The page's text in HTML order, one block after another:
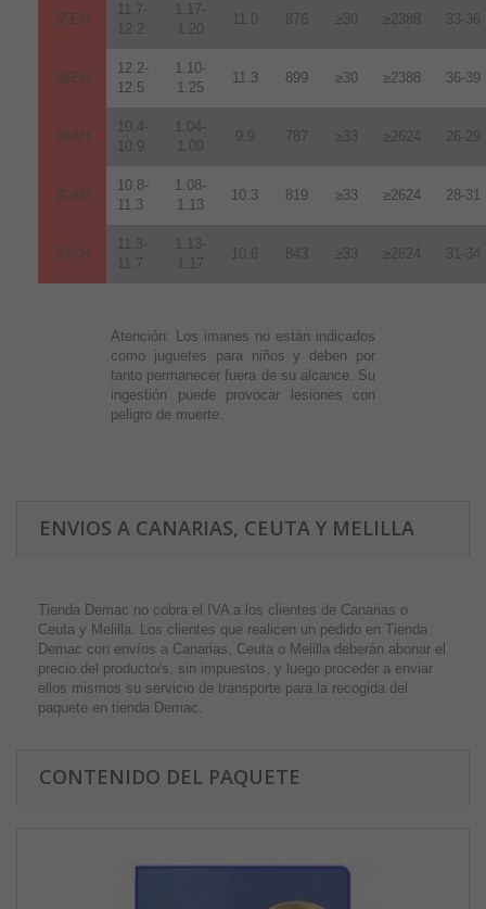
35EH
11.7-
12.2
1.17-
1.20
11.0 876 ≥30 ≥2388 33-36
38EH
12.2-
12.5
1.10-
1.25
11.3 899 ≥30 ≥2388 36-39
28AH
10.4-
10.9
1.04-
1.09
9.9 787 ≥33 ≥2624 26-29
30AH
10.8-
11.3
1.08-
1.13
10.3 819 ≥33 ≥2624 28-31
33AH
11.3-
11.7
1.13-
1.17
10.6 843 ≥33 ≥2624 31-34
Atención: Los imanes no están indicados
como juguetes para niños y deben por
tanto permanecer fuera de su alcance. Su
ingestión puede provocar lesiones con
peligro de muerte.
ENVIOS A CANARIAS, CEUTA Y MELILLA
Tienda Demac no cobra el IVA a los clientes de Canarias o
Ceuta y Melilla. Los clientes que realicen un pedido en Tienda
Demac con envíos a Canarias, Ceuta o Melilla deberán abonar el
precio del producto/s, sin impuestos, y luego proceder a enviar
ellos mismos su servicio de transporte para la recogida del
paquete en tienda Demac.
CONTENIDO DEL PAQUETE